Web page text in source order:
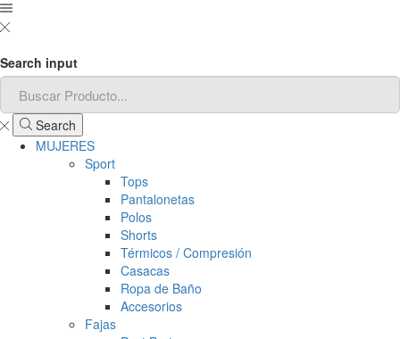
Search input
Search
MUJERES
Sport
Tops
Pantalonetas
Polos
Shorts
Térmicos / Compresión
Casacas
Ropa de Baño
Accesorios
Fajas